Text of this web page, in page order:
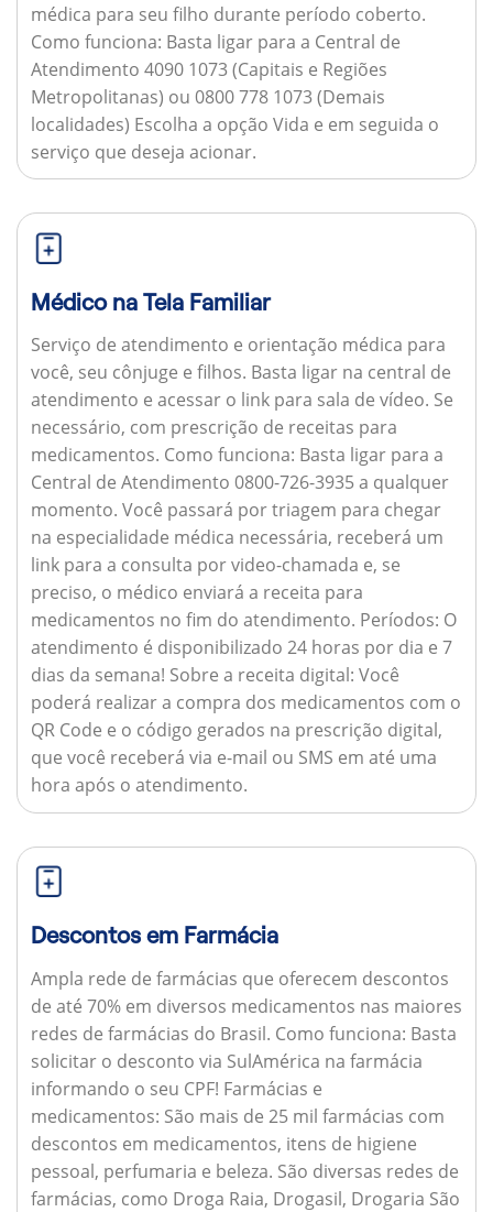
médica para seu filho durante período coberto.
Como funciona: Basta ligar para a Central de
Atendimento 4090 1073 (Capitais e Regiões
Metropolitanas) ou 0800 778 1073 (Demais
localidades) Escolha a opção Vida e em seguida o
serviço que deseja acionar.
Médico na Tela Familiar
Serviço de atendimento e orientação médica para
você, seu cônjuge e filhos. Basta ligar na central de
atendimento e acessar o link para sala de vídeo. Se
necessário, com prescrição de receitas para
medicamentos. Como funciona: Basta ligar para a
Central de Atendimento 0800-726-3935 a qualquer
momento. Você passará por triagem para chegar
na especialidade médica necessária, receberá um
link para a consulta por video-chamada e, se
preciso, o médico enviará a receita para
medicamentos no fim do atendimento. Períodos: O
atendimento é disponibilizado 24 horas por dia e 7
dias da semana! Sobre a receita digital: Você
poderá realizar a compra dos medicamentos com o
QR Code e o código gerados na prescrição digital,
que você receberá via e-mail ou SMS em até uma
hora após o atendimento.
Descontos em Farmácia
Ampla rede de farmácias que oferecem descontos
de até 70% em diversos medicamentos nas maiores
redes de farmácias do Brasil. Como funciona: Basta
solicitar o desconto via SulAmérica na farmácia
informando o seu CPF! Farmácias e
medicamentos: São mais de 25 mil farmácias com
descontos em medicamentos, itens de higiene
pessoal, perfumaria e beleza. São diversas redes de
farmácias, como Droga Raia, Drogasil, Drogaria São